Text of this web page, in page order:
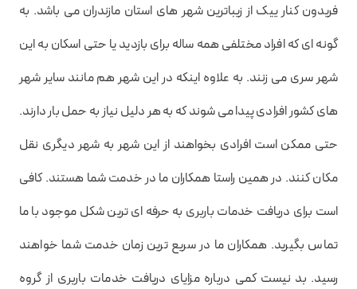
فریدون کنار ییک از زیباترین شهر های استان مازندران می باشد. به
گونه ای که افراد مختلفی همه ساله برای بازدید یا حتی اسکان به این
شهر سری می زنند. به علاوه اینکه در این شهر هم مانند سایر شهر
های کشور افرادی پیدا می شوند که به هر دلیل نیاز به حمل بار دارند.
حتی ممکن است افرادی بخواهند از این شهر به شهر دیگری نقل
مکان کنند. در همین راستا همکاران ما در خدمت شما هستند. کافی
است برای دریافت خدمات باربری به حرفه ای ترین شکل موجود با ما
تماس بگیرید. همکاران ما در سریع ترین زمان خدمت شما خواهند
رسید. بد نیست کمی درباره مزایای دریافت خدمات باربری از گروه